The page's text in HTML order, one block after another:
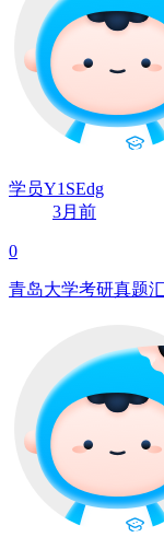
学员Y1SEdg
3月前
0
青岛大学考研真题